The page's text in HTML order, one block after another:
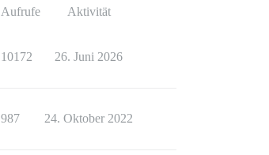
Aufrufe Aktivität
10172 26. Juni 2026
987 24. Oktober 2022